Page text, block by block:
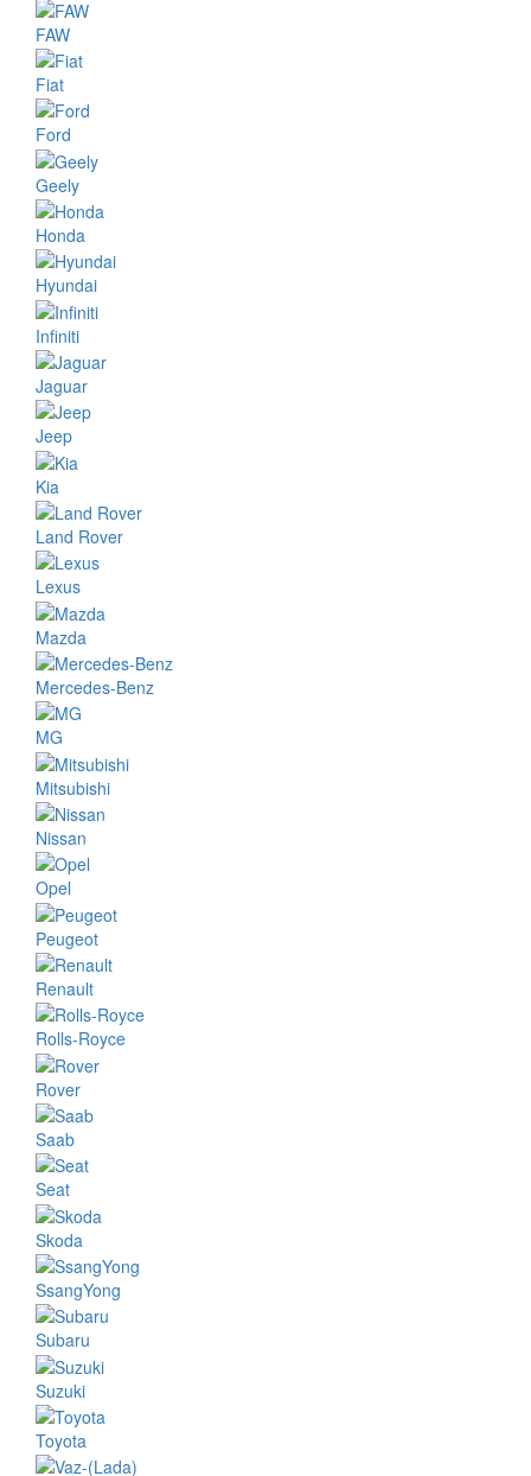
FAW
Fiat
Ford
Geely
Honda
Hyundai
Infiniti
Jaguar
Jeep
Kia
Land Rover
Lexus
Mazda
Mercedes-Benz
MG
Mitsubishi
Nissan
Opel
Peugeot
Renault
Rolls-Royce
Rover
Saab
Seat
Skoda
SsangYong
Subaru
Suzuki
Toyota